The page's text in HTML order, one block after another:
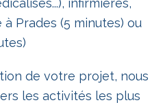
infirmières,
Prades (5 minutes) ou
de votre projet, nous
les activités les plus